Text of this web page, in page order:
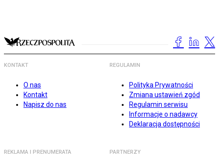
KONTAKT
O nas
Kontakt
Napisz do nas
REGULAMIN
Polityka Prywatności
Zmiana ustawień zgód
Regulamin serwisu
Informacje o nadawcy
Deklaracja dostępności
REKLAMA I PRENUMERATA PARTNERZY